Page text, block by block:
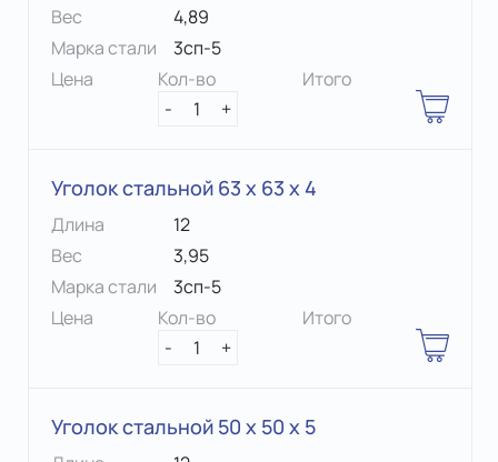
Вес
4,89
Марка стали
3сп-5
Цена
Кол-во
-
1 +
Итого
Уголок стальной 63 х 63 x 4
Длина
12
Вес
3,95
Марка стали
3сп-5
Цена
Кол-во
-
1 +
Итого
Уголок стальной 50 х 50 x 5